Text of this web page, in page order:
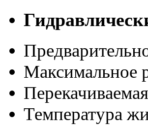
Максимальное
Температура